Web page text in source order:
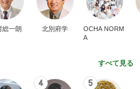
総一朗 北別府学
OCHA NORM
A
すべて見る
4 5